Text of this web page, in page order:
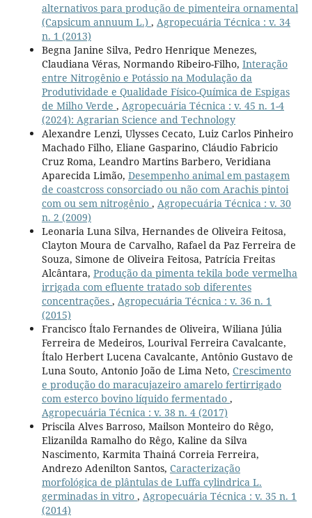
alternativos para produção de pimenteira ornamental
(Capsicum annuum L.) , Agropecuária Técnica : v. 34
n. 1 (2013)
Begna Janine Silva, Pedro Henrique Menezes,
Claudiana Véras, Normando Ribeiro-Filho, Interação
entre Nitrogênio e Potássio na Modulação da
Produtividade e Qualidade Físico-Química de Espigas
de Milho Verde , Agropecuária Técnica : v. 45 n. 1-4
(2024): Agrarian Science and Technology
Alexandre Lenzi, Ulysses Cecato, Luiz Carlos Pinheiro
Machado Filho, Eliane Gasparino, Cláudio Fabricio
Cruz Roma, Leandro Martins Barbero, Veridiana
Aparecida Limão, Desempenho animal em pastagem
de coastcross consorciado ou não com Arachis pintoi
com ou sem nitrogênio , Agropecuária Técnica : v. 30
n. 2 (2009)
Leonaria Luna Silva, Hernandes de Oliveira Feitosa,
Clayton Moura de Carvalho, Rafael da Paz Ferreira de
Souza, Simone de Oliveira Feitosa, Patrícia Freitas
Alcântara, Produção da pimenta tekila bode vermelha
irrigada com efluente tratado sob diferentes
concentrações , Agropecuária Técnica : v. 36 n. 1
(2015)
Francisco Ítalo Fernandes de Oliveira, Wiliana Júlia
Ferreira de Medeiros, Lourival Ferreira Cavalcante,
Ítalo Herbert Lucena Cavalcante, Antônio Gustavo de
Luna Souto, Antonio João de Lima Neto, Crescimento
e produção do maracujazeiro amarelo fertirrigado
com esterco bovino líquido fermentado ,
Agropecuária Técnica : v. 38 n. 4 (2017)
Priscila Alves Barroso, Mailson Monteiro do Rêgo,
Elizanilda Ramalho do Rêgo, Kaline da Silva
Nascimento, Karmita Thainá Correia Ferreira,
Andrezo Adenilton Santos, Caracterização
morfológica de plântulas de Luffa cylindrica L.
germinadas in vitro , Agropecuária Técnica : v. 35 n. 1
(2014)